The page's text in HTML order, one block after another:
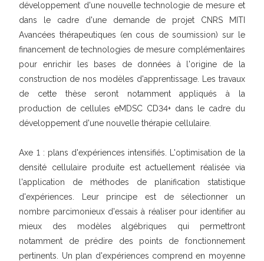
développement d'une nouvelle technologie de mesure et
dans le cadre d'une demande de projet CNRS MITI
Avancées thérapeutiques (en cous de soumission) sur le
financement de technologies de mesure complémentaires
pour enrichir les bases de données à l'origine de la
construction de nos modèles d'apprentissage. Les travaux
de cette thèse seront notamment appliqués à la
production de cellules eMDSC CD34+ dans le cadre du
développement d'une nouvelle thérapie cellulaire.
Axe 1 : plans d'expériences intensifiés. L'optimisation de la
densité cellulaire produite est actuellement réalisée via
l'application de méthodes de planification statistique
d'expériences. Leur principe est de sélectionner un
nombre parcimonieux d'essais à réaliser pour identifier au
mieux des modèles algébriques qui permettront
notamment de prédire des points de fonctionnement
pertinents. Un plan d'expériences comprend en moyenne